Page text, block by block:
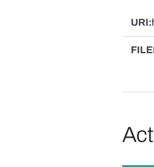
URI